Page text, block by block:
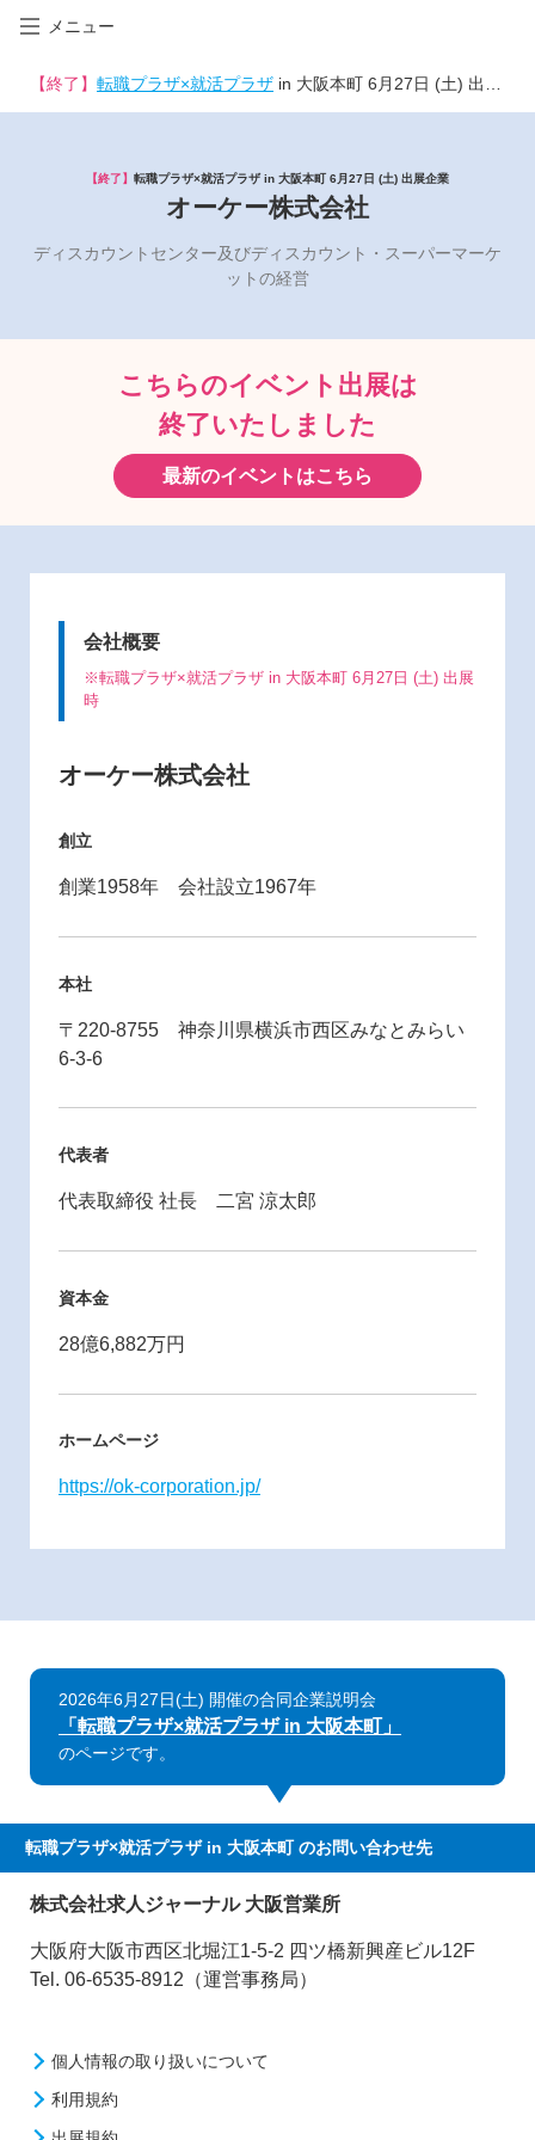
メニュー
【終了】 転職プラザ×就活プラザ in 大阪本町 6月27日 (土) 出展企業
【終了】 転職プラザ×就活プラザ in 大阪本町 6月27日 (土) 出展企業
オーケー株式会社
ディスカウントセンター及びディスカウント・スーパーマーケ
ットの経営
こちらのイベント出展は
終了いたしました
最新のイベントはこちら
会社概要
※転職プラザ×就活プラザ in 大阪本町 6月27日 (土) 出展
時
オーケー株式会社
創立
創業1958年 会社設立1967年
本社
〒220-8755 神奈川県横浜市西区みなとみらい
6-3-6
代表者
代表取締役 社長 二宮 涼太郎
資本金
28億6,882万円
ホームページ
https://ok-corporation.jp/
2026年6月27日(土) 開催の合同企業説明会
「転職プラザ×就活プラザ in 大阪本町」
のページです。
転職プラザ×就活プラザ in 大阪本町のお問い合わせ先
株式会社求人ジャーナル 大阪営業所
大阪府大阪市西区北堀江1-5-2 四ツ橋新興産ビル12F
Tel. 06-6535-8912（運営事務局）
個人情報の取り扱いについて
利用規約